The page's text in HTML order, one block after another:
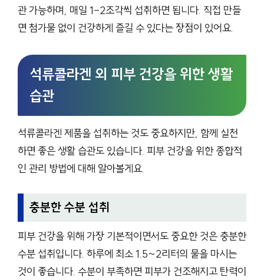
관 가능하며, 매일 1-2조각씩 섭취하면 됩니다. 직접 만들
면 첨가물 없이 건강하게 즐길 수 있다는 장점이 있어요.
석류콜라겐 외 피부 건강을 위한 생활
습관
석류콜라겐 제품을 섭취하는 것도 중요하지만, 함께 실천
하면 좋은 생활 습관도 있습니다. 피부 건강을 위한 종합적
인 관리 방법에 대해 알아볼게요.
충분한 수분 섭취
피부 건강을 위해 가장 기본적이면서도 중요한 것은 충분한
수분 섭취입니다. 하루에 최소 1.5~2리터의 물을 마시는
것이 좋습니다. 수분이 부족하면 피부가 건조해지고 탄력이